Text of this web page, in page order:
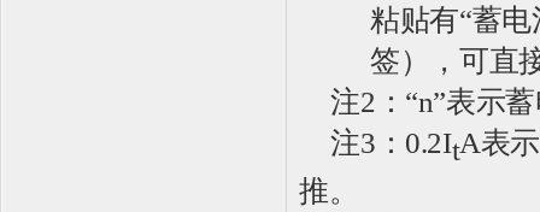
粘贴有“蓄电
签），可直
注2： “n”表示
注3 ： 0.2ItA表
推。